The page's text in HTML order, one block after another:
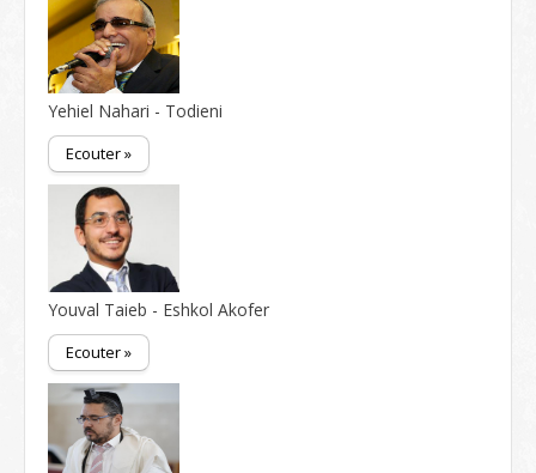
Yehiel Nahari - Todieni
Ecouter »
Youval Taieb - Eshkol Akofer
Ecouter »